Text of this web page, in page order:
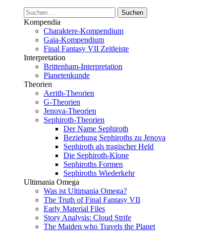
Suchen
nach:
Kompendia
Charaktere-Kompendium
Gaia-Kompendium
Final Fantasy VII Zeitleiste
Interpretation
Brittenham-Interpretation
Planetenkunde
Theorien
Aerith-Theorien
G-Theorien
Jenova-Theorien
Sephiroth-Theorien
Der Name Sephiroth
Beziehung Sephiroths zu Jenova
Sephiroth als tragischer Held
Die Sephiroth-Klone
Sephiroths Formen
Sephiroths Wiederkehr
Ultimania Omega
Was ist Ultimania Omega?
The Truth of Final Fantasy VII
Early Material Files
Story Analysis: Cloud Strife
The Maiden who Travels the Planet